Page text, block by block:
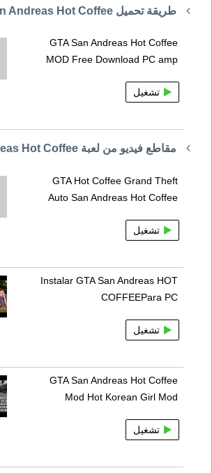
طريقة تحميل GTA San Andreas Hot Coffee
GTA San Andreas Hot Coffee
MOD Free Download PC amp
تشغيل
مقاطع فيديو من لعبة GTA San Andreas Hot Coffee
GTA Hot Coffee Grand Theft
Auto San Andreas Hot Coffee
تشغيل
Instalar GTA San Andreas HOT
COFFEEPara PC
تشغيل
GTA San Andreas Hot Coffee
Mod Hot Korean Girl Mod
تشغيل